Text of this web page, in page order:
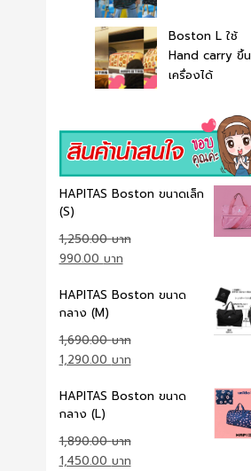
Boston L ใช้
Hand carry ขึ้น
เครื่องได้
HAPITAS Boston ขนาดเล็ก
(S)
1,250.00
Original
was:
1,250.00 ฿.
990.00
is:
HAPITAS Boston ขนาด
กลาง (M)
1,690.00
Original
was:
1,690.00 ฿.
1,290.00
is:
HAPITAS Boston ขนาด
กลาง (L)
1,890.00
Original
1,450.00